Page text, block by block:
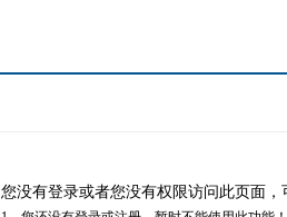
您没有登录或者您没有权限访问此页面